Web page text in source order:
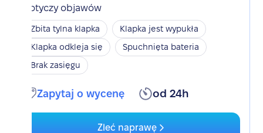
Dotyczy objawów
Zbita tylna klapka
Klapka jest wypukła
Klapka odkleja się
Spuchnięta bateria
Brak zasięgu
Zapytaj o wycenę od 24h
Zleć naprawę